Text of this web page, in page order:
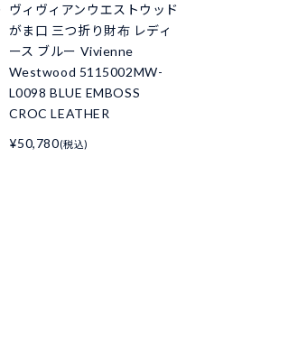
ヴィヴィアンウエストウッド
がま口 三つ折り財布 レディ
ース ブルー Vivienne
Westwood 5115002MW-
L0098 BLUE EMBOSS
CROC LEATHER
¥50,780(税込)